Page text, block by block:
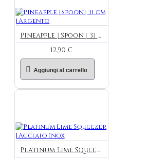
Pineapple | Spoon | 31 cm | Argento
12,90 €
Aggiungi al carrello
Platinum Lime Squeezer | Acciaio Inox